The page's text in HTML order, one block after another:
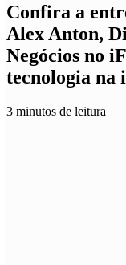
Confira a
Alex Anton,
Negócios no
tecnologia na
3 minutos de leitura